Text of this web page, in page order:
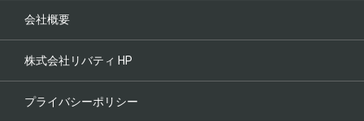
会社概要
株式会社リバティ HP
プライバシーポリシー